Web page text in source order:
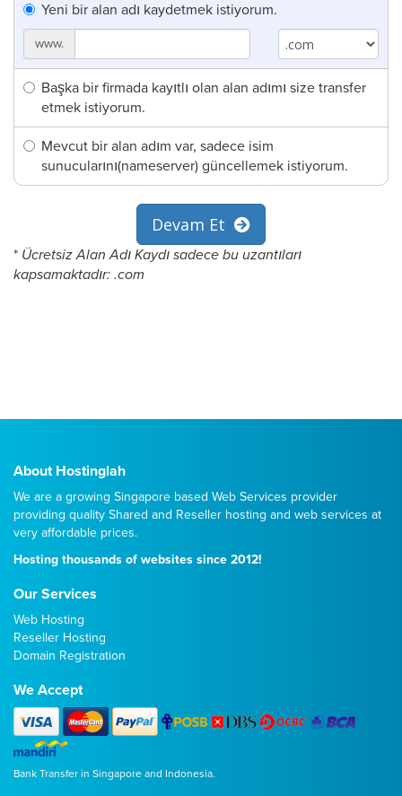
Yeni bir alan adı kaydetmek istiyorum.
www.
Başka bir firmada kayıtlı olan alan adımı size transfer
etmek istiyorum.
Mevcut bir alan adım var, sadece isim
sunucularını(nameserver) güncellemek istiyorum.
Devam Et
* Ücretsiz Alan Adı Kaydı sadece bu uzantıları
kapsamaktadır: .com
About Hostinglah
We are a growing Singapore based Web Services provider
providing quality Shared and Reseller hosting and web services at
very affordable prices.
Hosting thousands of websites since 2012!
Our Services
Web Hosting
Reseller Hosting
Domain Registration
We Accept
Bank Transfer in Singapore and Indonesia.